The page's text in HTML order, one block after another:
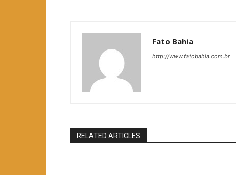
Fato Bahia
http://www.fatobahia.com.br
RELATED ARTICLES